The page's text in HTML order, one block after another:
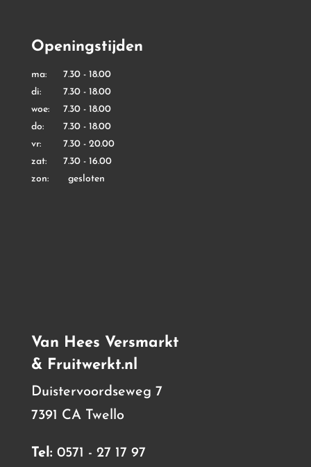
Openingstijden
ma: 7.30 - 18.00
di: 7.30 - 18.00
woe: 7.30 - 18.00
do: 7.30 - 18.00
vr: 7.30 - 20.00
zat: 7.30 - 16.00
zon: gesloten
Van Hees Versmarkt
& Fruitwerkt.nl
Duistervoordseweg 7
7391 CA Twello
Tel: 0571 - 27 17 97